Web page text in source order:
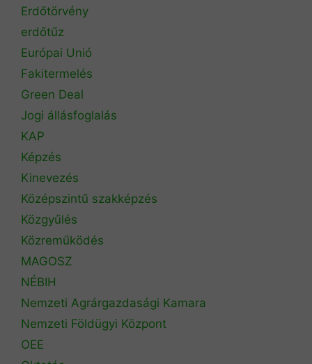
Erdőtörvény
erdőtűz
Európai Unió
Fakitermelés
Green Deal
Jogi állásfoglalás
KAP
Képzés
Kinevezés
Középszintű szakképzés
Közgyűlés
Közreműködés
MAGOSZ
NÉBIH
Nemzeti Agrárgazdasági Kamara
Nemzeti Földügyi Központ
OEE